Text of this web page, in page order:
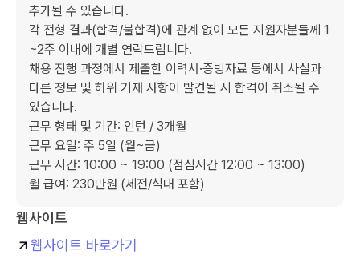
추가될 수 있습니다.
각 전형 결과(합격/불합격)에 관계 없이 모든 지원자분들께 1
~2주 이내에 개별 연락드립니다.
채용 진행 과정에서 제출한 이력서·증빙자료 등에서 사실과
다른 정보 및 허위 기재 사항이 발견될 시 합격이 취소될 수
있습니다.
근무 형태 및 기간: 인턴 / 3개월
근무 요일: 주 5일 (월~금)
근무 시간: 10:00 ~ 19:00 (점심시간 12:00 ~ 13:00)
월 급여: 230만원 (세전/식대 포함)
웹사이트
웹사이트 바로가기